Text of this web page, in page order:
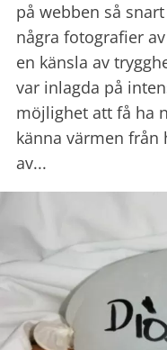
på webben så
några fotografier
en känsla av
var inlagda på
möjlighet att få ha
känna värmen från
av...